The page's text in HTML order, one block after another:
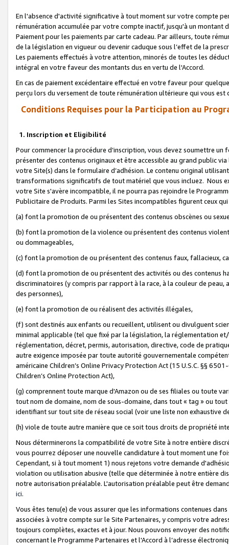
En l'absence d'activité significative à tout moment sur votre compte
rémunération accumulée par votre compte inactif, jusqu'à un montant
Paiement pour les paiements par carte cadeau. Par ailleurs, toute
de la législation en vigueur ou devenir caduque sous l’effet de la
Les paiements effectués à votre attention, minorés de toutes les
intégral en votre faveur des montants dus en vertu de l'Accord.
En cas de paiement excédentaire effectué en votre faveur pour
perçu lors du versement de toute rémunération ultérieure qui vous est
Conditions Requises pour la Participation au
1. Inscription et Eligibilité
Pour commencer la procédure d’inscription, vous devez soumettre
présenter des contenus originaux et être accessible au grand public
votre Site(s) dans le formulaire d’adhésion. Le contenu original
transformations significatifs de tout matériel que vous incluez. Nous
votre Site s'avère incompatible, il ne pourra pas rejoindre le
Publicitaire de Produits. Parmi les Sites incompatibles figurent ceux
(a) font la promotion de ou présentent des contenus obscènes ou
(b) font la promotion de la violence ou présentent des contenus
ou dommageables,
(c) font la promotion de ou présentent des contenus faux, fallacieux,
(d) font la promotion de ou présentent des activités ou des contenus
discriminatoires (y compris par rapport à la race, à la couleur de
des personnes),
(e) font la promotion de ou réalisent des activités illégales,
(f) sont destinés aux enfants ou recueillent, utilisent ou divulguent
minimal applicable (tel que fixé par la législation, la réglementation
réglementation, décret, permis, autorisation, directive, code de
autre exigence imposée par toute autorité gouvernementale
américaine Children’s Online Privacy Protection Act (15 U.S.C. §§
Children’s Online Protection Act),
(g) comprennent toute marque d'Amazon ou de ses filiales ou toute
tout nom de domaine, nom de sous-domaine, dans tout « tag » ou
identifiant sur tout site de réseau social (voir une liste non exhaustive
(h) viole de toute autre manière que ce soit tous droits de propriété
Nous déterminerons la compatibilité de votre Site à notre entière
vous pourrez déposer une nouvelle candidature à tout moment une
Cependant, si à tout moment 1) nous rejetons votre demande
violation ou utilisation abusive (telle que déterminée à notre entière
notre autorisation préalable. L'autorisation préalable peut être
ici.
Vous êtes tenu(e) de vous assurer que les informations contenues
associées à votre compte sur le Site Partenaires, y compris votre
toujours complètes, exactes et à jour. Nous pouvons envoyer des
concernant le Programme Partenaires et l'Accord à l’adresse